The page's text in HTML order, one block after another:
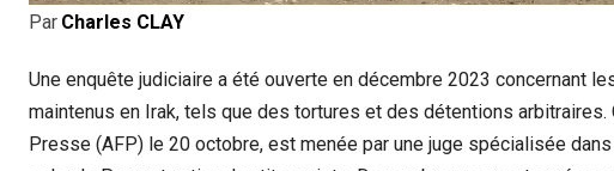
Par Charles CLAY
Une enquête judiciaire a été ouverte en décembre 2023 concernant
maintenus en Irak, tels que des tortures et des détentions arbitraires.
Presse (AFP) le 20 octobre, est menée par une juge spécialisée